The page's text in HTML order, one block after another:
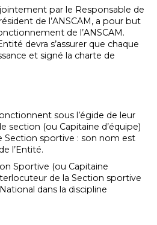
par le Responsable de
de l’ANSCAM, a pour but
de l’ANSCAM.
devra s’assurer que chaque
et signé la charte de
sous l’égide de leur
section (ou Capitaine d’équipe)
Section sportive : son nom est
l’Entité.
Sportive (ou Capitaine
de la Section sportive
dans la discipline